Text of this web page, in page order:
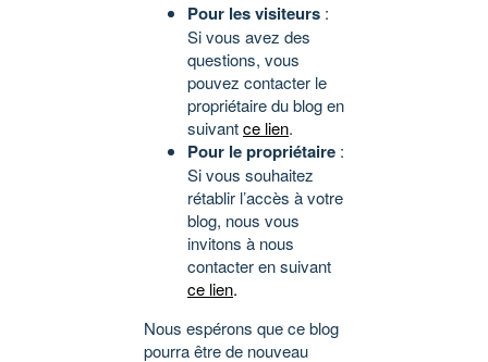
Pour les visiteurs :
Si vous avez des
questions, vous
pouvez contacter le
propriétaire du blog en
suivantce lien.
Pour le propriétaire :
Si vous souhaitez
rétablir l’accès à votre
blog, nous vous
invitons à nous
contacter en suivant
ce lien.
Nous espérons que ce blog
pourra être de nouveau